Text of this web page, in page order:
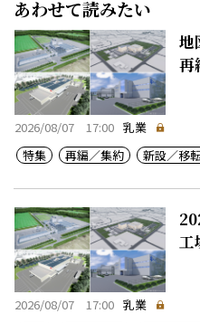
あわせて読みたい
地
再
2026/08/07 17:00 乳業
特集
再編／集約 新設／移
工
2026/08/07 17:00 乳業